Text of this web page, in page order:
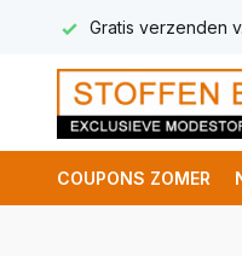
Gratis verzenden
COUPONS ZOMER